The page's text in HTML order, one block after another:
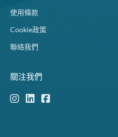
使用條款
Cookie政策
聯絡我們
關注我們